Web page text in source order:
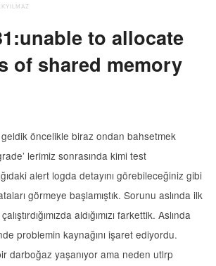
to allocate
of shared memory
öncelikle biraz ondan bahsetmek
lerimiz sonrasında kimi test
alert logda detayını görebileceğiniz gibi
görmeye başlamıştık. Sorunu aslında ilk
aldığımızı farkettik. Aslında
problemin kaynağını işaret ediyordu.
darboğaz yaşanıyor ama neden utlrp